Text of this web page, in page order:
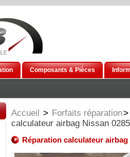
Composants & Pièces
Accueil > Forfaits réparation>
calculateur airbag Nissan
Réparation calculateur airbag